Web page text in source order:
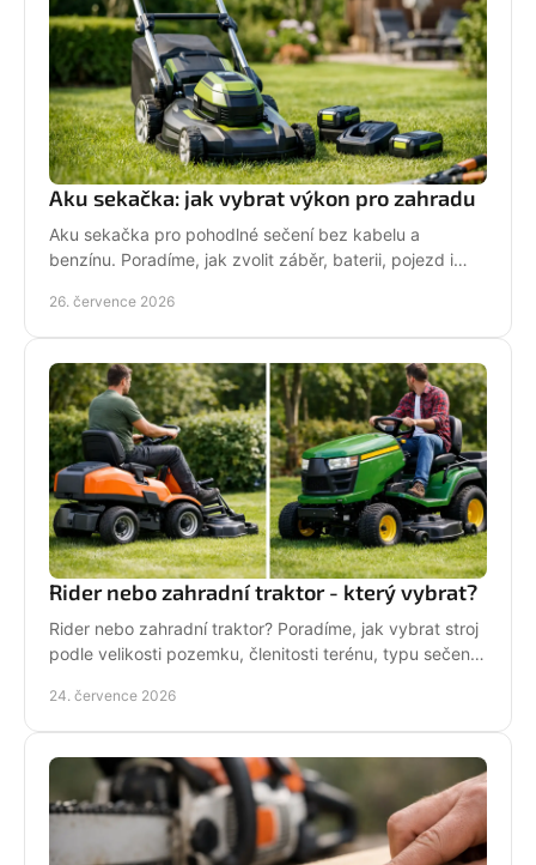
Aku sekačka: jak vybrat výkon pro zahradu
Aku sekačka pro pohodlné sečení bez kabelu a
benzínu. Poradíme, jak zvolit záběr, baterii, pojezd i
26. července 2026
Rider nebo zahradní traktor - který vybrat?
Rider nebo zahradní traktor? Poradíme, jak vybrat stroj
podle velikosti pozemku, členitosti terénu, typu sečení
24. července 2026